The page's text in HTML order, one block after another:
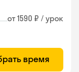
от 1590 ₽ / урок
время